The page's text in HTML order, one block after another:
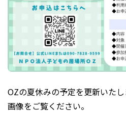
OZの夏休みの予定を更新いた
画像をご覧ください。